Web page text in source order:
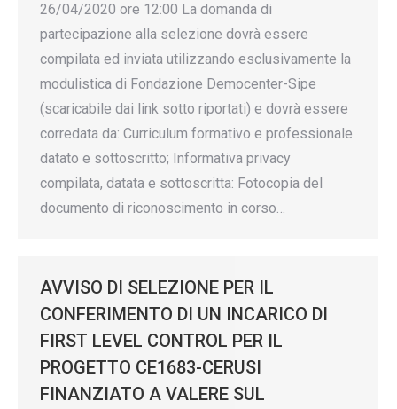
26/04/2020 ore 12:00 La domanda di
partecipazione alla selezione dovrà essere
compilata ed inviata utilizzando esclusivamente la
modulistica di Fondazione Democenter-Sipe
(scaricabile dai link sotto riportati) e dovrà essere
corredata da: Curriculum formativo e professionale
datato e sottoscritto; Informativa privacy
compilata, datata e sottoscritta: Fotocopia del
documento di riconoscimento in corso…
AVVISO DI SELEZIONE PER IL
CONFERIMENTO DI UN INCARICO DI
FIRST LEVEL CONTROL PER IL
PROGETTO CE1683-CERUSI
FINANZIATO A VALERE SUL